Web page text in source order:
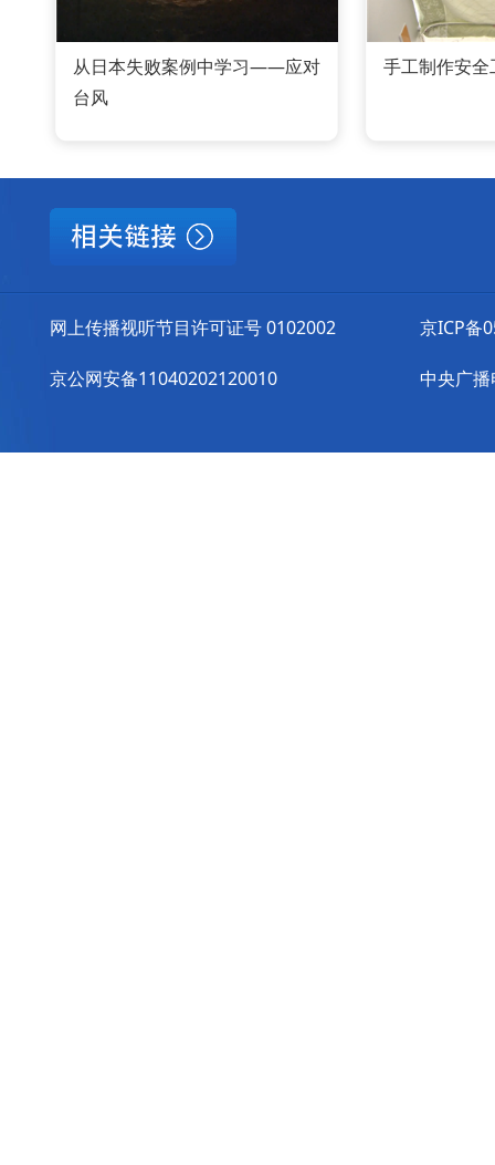
从日本失败案例中学习——应对
台风
手工制作安
网上传播视听节目许可证号 0102002
京公网安备11040202120010
京ICP备
中央广